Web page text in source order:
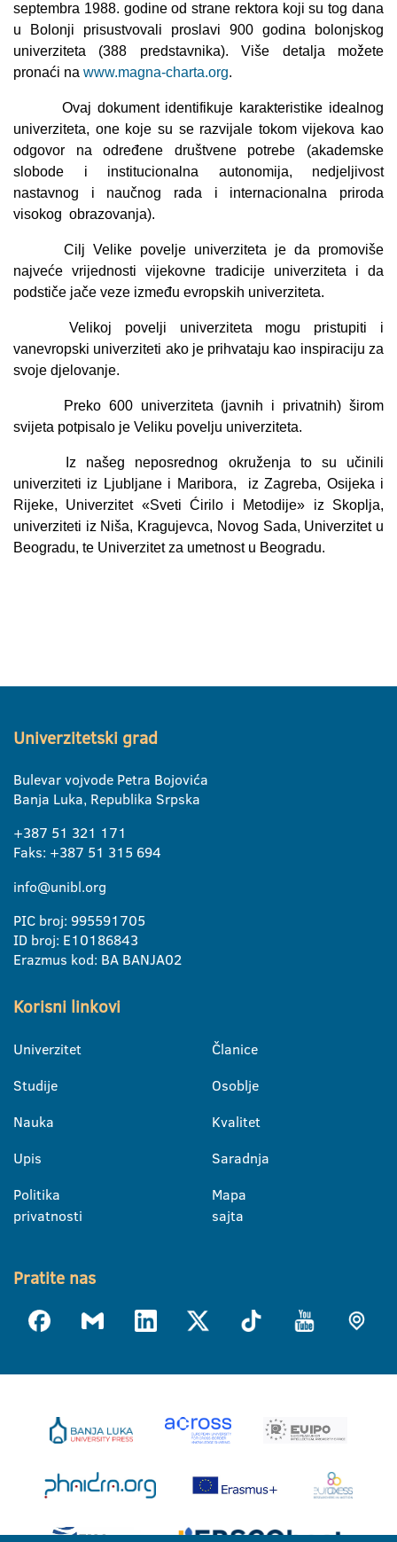
septembra 1988. godine od strane rektora koji su tog dana
u Bolonji prisustvovali proslavi 900 godina bolonjskog
univerziteta (388 predstavnika). Više detalja možete
pronaći na www.magna-charta.org.
Ovaj dokument identifikuje karakteristike idealnog
univerziteta, one koje su se razvijale tokom vijekova kao
odgovor na određene društvene potrebe (akademske
slobode i institucionalna autonomija, nedjeljivost
nastavnog i naučnog rada i internacionalna priroda
visokog obrazovanja).
Cilj Velike povelje univerziteta je da promoviše
najveće vrijednosti vijekovne tradicije univerziteta i da
podstiče jače veze između evropskih univerziteta.
Velikoj povelji univerziteta mogu pristupiti i
vanevropski univerziteti ako je prihvataju kao inspiraciju za
svoje djelovanje.
Preko 600 univerziteta (javnih i privatnih) širom
svijeta potpisalo je Veliku povelju univerziteta.
Iz našeg neposrednog okruženja to su učinili
univerziteti iz Ljubljane i Maribora,
iz Zagreba, Osijeka i
Rijeke, Univerzitet «Sveti Ćirilo i Metodije» iz Skoplja,
univerziteti iz Niša, Kragujevca, Novog Sada, Univerzitet u
Beogradu, te Univerzitet za umetnost u Beogradu.
Univerzitetski grad
Bulevar vojvode Petra Bojovića
Banja Luka, Republika Srpska
+387 51 321 171
Faks: +387 51 315 694
info@unibl.org
PIC broj: 995591705
ID broj: E10186843
Erazmus kod: BA BANJA02
Korisni linkovi
Univerzitet
Studije
Nauka
Upis
Politika
privatnosti
Članice
Osoblje
Kvalitet
Saradnja
Mapa
sajta
Pratite nas